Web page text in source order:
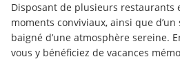
Disposant de plusieurs restaurants
moments conviviaux, ainsi que d’un
baigné d’une atmosphère sereine.
vous y bénéficiez de vacances